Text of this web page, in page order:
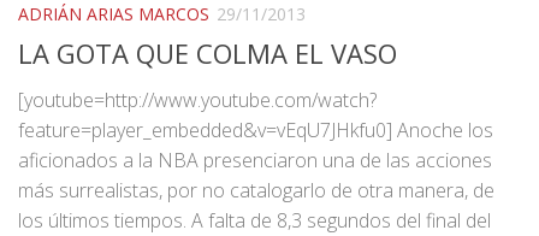
ADRIÁN ARIAS MARCOS 29/11/2013
LA GOTA QUE COLMA EL VASO
[youtube=http://www.youtube.com/watch?
feature=player_embedded&v=vEqU7JHkfu0] Anoche los
aficionados a la NBA presenciaron una de las acciones
más surrealistas, por no catalogarlo de otra manera, de
los últimos tiempos. A falta de 8,3 segundos del final del